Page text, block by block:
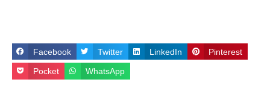
Facebook Twitter LinkedIn Pinterest
Pocket WhatsApp